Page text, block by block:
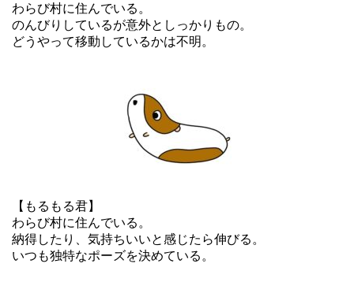
わらび村に住んでいる。
のんびりしているが意外としっかりもの。
どうやって移動しているかは不明。
【もるもる君】
わらび村に住んでいる。
納得したり、気持ちいいと感じたら伸びる。
いつも独特なポーズを決めている。